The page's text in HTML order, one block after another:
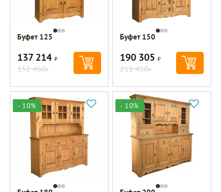
Буфет 125
137 214Р
152 460Р
Буфет 150
190 305Р
211 450Р
- 10% - 10%